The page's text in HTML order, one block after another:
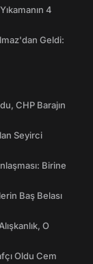
4
Geldi:
CHP Barajın
Seyirci
Birine
Baş Belası
O
Oldu Cem